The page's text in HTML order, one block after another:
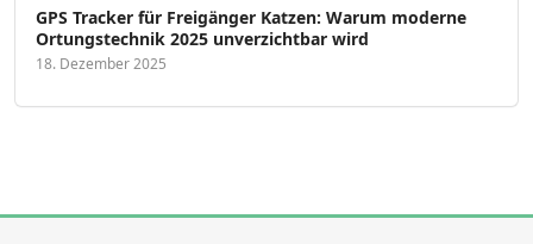
GPS Tracker für Freigänger Katzen: Warum moderne
Ortungstechnik 2025 unverzichtbar wird
18. Dezember 2025